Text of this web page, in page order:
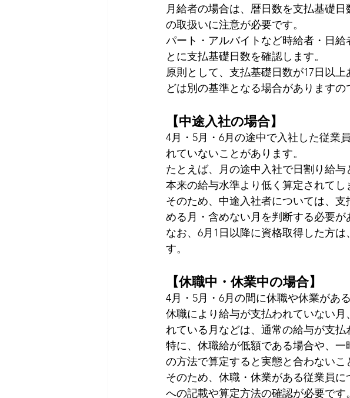
月給者の場合は、暦日数を支払基礎
の取扱いに注意が必要です。
パート・アルバイトなど時給者・日
とに支払基礎日数を確認します。
原則として、支払基礎日数が17日以
どは別の基準となる場合がありますの
【中途入社の場合】
4月・5月・6月の途中で入社した従業
れていないことがあります。
たとえば、月の途中入社で日割り給与
本来の給与水準より低く算定されてし
そのため、中途入社者については、
める月・含めない月を判断する必要が
なお、6月1日以降に資格取得した方
す。
【休職中・休業中の場合】
4月・5月・6月の間に休職や休業があ
休職により給与が支払われていない
れている月などは、通常の給与が支払
特に、休職給が低額である場合や、
の方法で算定すると実態と合わないこ
そのため、休職・休業がある従業員
への記載や算定方法の確認が必要です。